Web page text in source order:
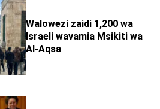
Walowezi zaidi 1,200 wa
Israeli wavamia Msikiti wa
Al-Aqsa